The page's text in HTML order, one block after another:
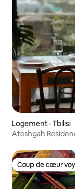
Logement · Tbilisi
Ateshgah
Coup de cœur
Coup de cœur